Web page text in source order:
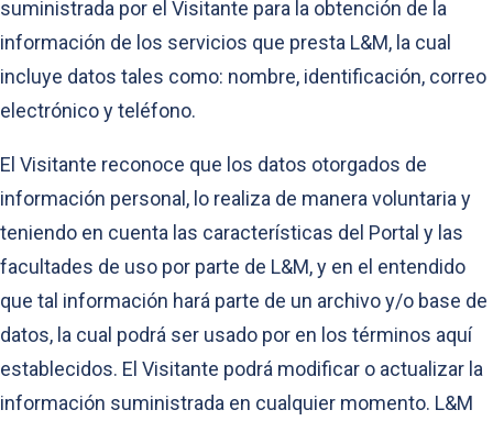
suministrada por el Visitante para la obtención de la
información de los servicios que presta L&M, la cual
incluye datos tales como: nombre, identificación, correo
electrónico y teléfono.
El Visitante reconoce que los datos otorgados de
información personal, lo realiza de manera voluntaria y
teniendo en cuenta las características del Portal y las
facultades de uso por parte de L&M, y en el entendido
que tal información hará parte de un archivo y/o base de
datos, la cual podrá ser usado por en los términos aquí
establecidos. El Visitante podrá modificar o actualizar la
información suministrada en cualquier momento. L&M